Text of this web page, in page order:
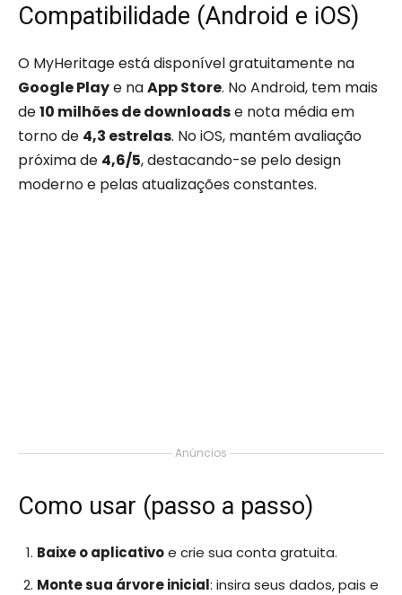
Compatibilidade (Android e iOS)
O MyHeritage está disponível gratuitamente na
Google Playe naApp Store. No Android, tem mais
de10 milhões de downloadse nota média em
torno de 4,3 estrelas. No iOS, mantém avaliação
próxima de 4,6/5, destacando-se pelo design
moderno e pelas atualizações constantes.
Anúncios
Como usar (passo a passo)
Baixe o aplicativoe crie sua conta gratuita.
Monte sua árvore inicial: insira seus dados, pais e